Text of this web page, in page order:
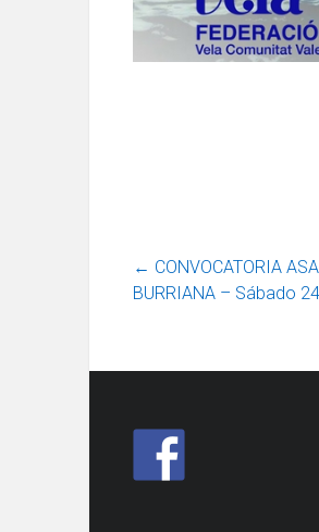
← CONVOCATORIA
BURRIANA – Sábado